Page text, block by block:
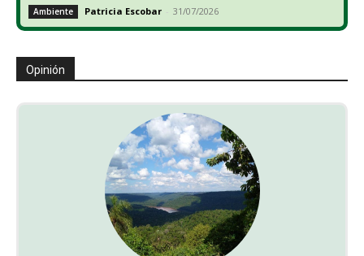
Ambiente Patricia Escobar - 31/07/2026
Opinión